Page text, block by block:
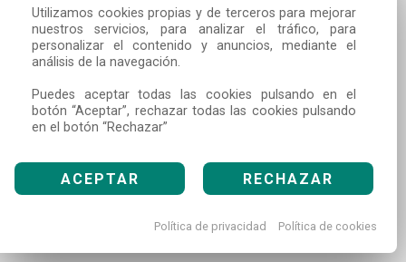
Utilizamos cookies propias y de terceros para mejorar
nuestros servicios, para analizar el tráfico, para
personalizar el contenido y anuncios, mediante el
análisis de la navegación.
Puedes aceptar todas las cookies pulsando en el
botón “Aceptar”, rechazar todas las cookies pulsando
en el botón “Rechazar”
ACEPTAR RECHAZAR
Política de privacidad Política de cookies